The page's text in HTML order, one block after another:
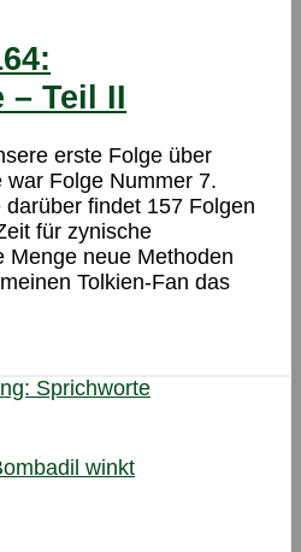
– Teil II
erste Folge über
war Folge Nummer 7.
findet 157 Folgen
für zynische
Menge neue Methoden
Tolkien-Fan das
winkt